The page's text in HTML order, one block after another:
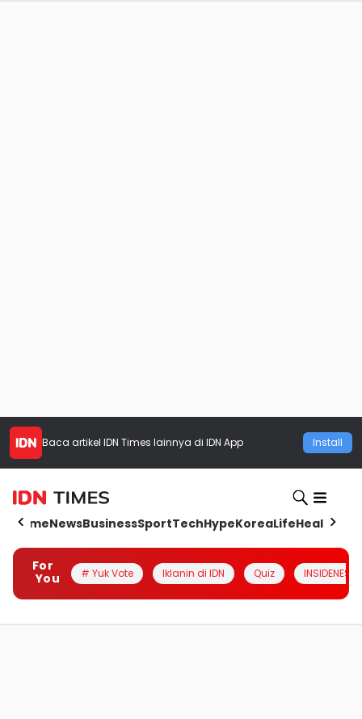
Baca artikel IDN Times lainnya di IDN App Install
HomeNewsBusinessSportTechHypeKoreaLifeHealth
For
You
# Yuk Vote Iklanin di IDN Quiz INSIDENESIA